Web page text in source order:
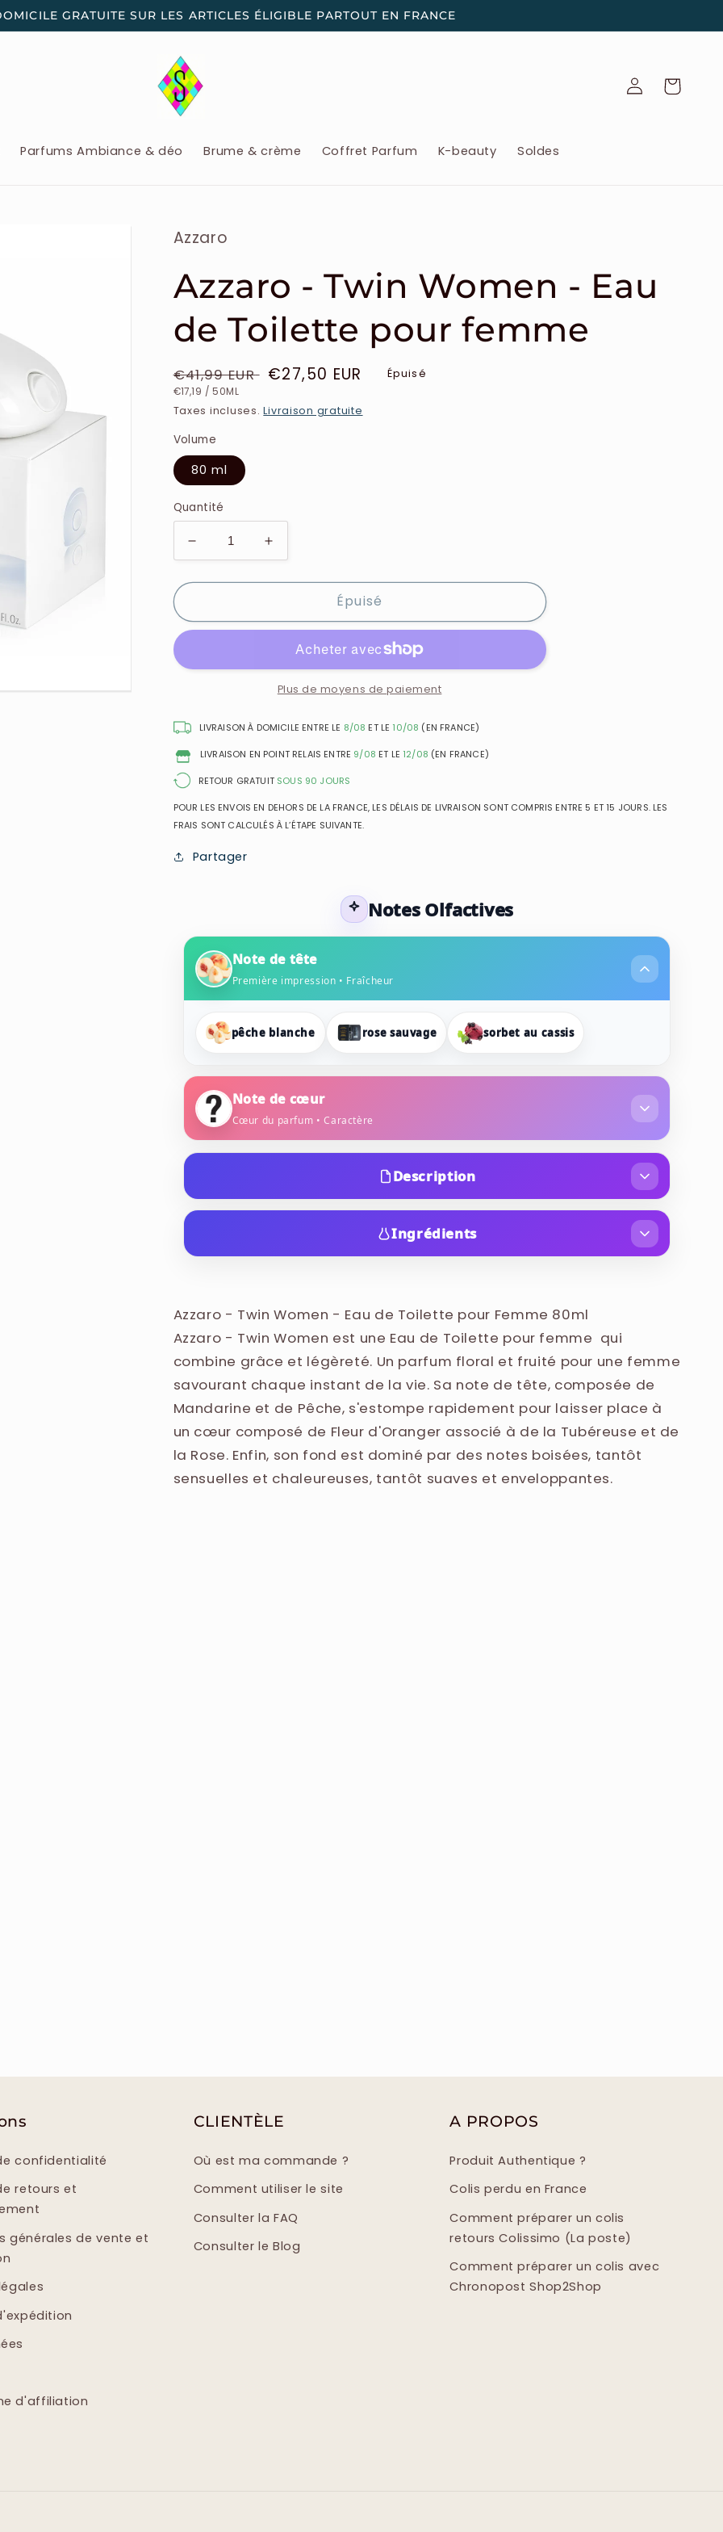
GRATUITE SUR LES ARTICLES ÉLIGIBLE PARTOUT EN FRANCE
Parfums Ambiance & déo Brume & crème Coffret Parfum K-beauty Soldes
ConnexionPanier
Azzaro
Azzaro - Twin Women - Eau
de Toilette pour femme
Prix
habituel
€41,99 EUR
Prix
€27,50 EUR
PRIX
€17,19 / PAR
50ML
Épuisé
Taxes incluses.Livraison gratuite
Volume
80 ml
Quantité
Réduire
la
quantité
Azzaro
Women
de
pour
femme
Augmenter
la
quantité
Azzaro
Twin
Women
de
pour
femme
Épuisé
Plus de moyens de paiement
LIVRAISON À DOMICILE ENTRE LE 8/08 ET LE 10/08 (EN FRANCE)
LIVRAISON EN POINT RELAIS ENTRE 9/08 ET LE 12/08 (EN FRANCE)
RETOUR GRATUIT SOUS 90 JOURS
POUR LES ENVOIS EN DEHORS DE LA FRANCE, LES DÉLAIS DE LIVRAISON SONT COMPRIS ENTRE 5 ET 15 JOURS. LES
FRAIS SONT CALCULÉS À L’ÉTAPE SUIVANTE.
Partager
Notes Olfactives
Note de tête
Première impression • Fraîcheur
pêche blanche rose sauvage sorbet au cassis
Note de cœur
Cœur du parfum • Caractère
Description
Azzaro Twin Women a été lancé en 2008 et est considéré comme un parfum
floral et féminin. Twin Women contient des notes de rose, de pêche, de fleur
d'amandier, d'iris et de musc.
Ingrédients
SALICYLATE, BHT, BENZYL SALICYLATE, LINALOOL, LIMONENE, GERANIOL,
CITRONELLOL, COUMARIN, CITRAL, BENZYL ALCOHOL, CI 17200 (RED 33),
CI 19140 (YELLOW 5).
Azzaro - Twin Women - Eau de Toilette pour Femme 80ml
Azzaro - Twin Women est une Eau de Toilette pour femme qui
combine grâce et légèreté. Un parfum floral et fruité pour une femme
savourant chaque instant de la vie. Sa note de tête, composée de
Mandarine et de Pêche, s'estompe rapidement pour laisser place à
un cœur composé de Fleur d'Oranger associé à de la Tubéreuse et de
la Rose. Enfin, son fond est dominé par des notes boisées, tantôt
sensuelles et chaleureuses, tantôt suaves et enveloppantes.
confidentialité
retours et
générales de vente et
d'affiliation
CLIENTÈLE
Où est ma commande ?
Comment utiliser le site
Consulter la FAQ
Consulter le Blog
A PROPOS
Produit Authentique ?
Colis perdu en France
Comment préparer un colis
retours Colissimo (La poste)
Comment préparer un colis avec
Chronopost Shop2Shop